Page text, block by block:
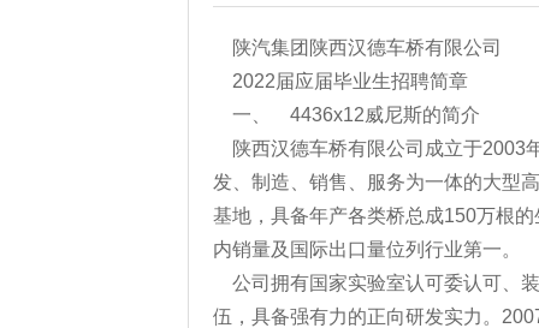
陕汽集团陕西汉德车桥有限公司
2022届应届毕业生招聘简章
一、 4436x12威尼斯的简介
陕西汉德车桥有限公司成立于2003
发、制造、销售、服务为一体的大型
基地，具备年产各类桥总成150万根
内销量及国际出口量位列行业第一。
公司拥有国家实验室认可委认可、
伍，具备强有力的正向研发实力。